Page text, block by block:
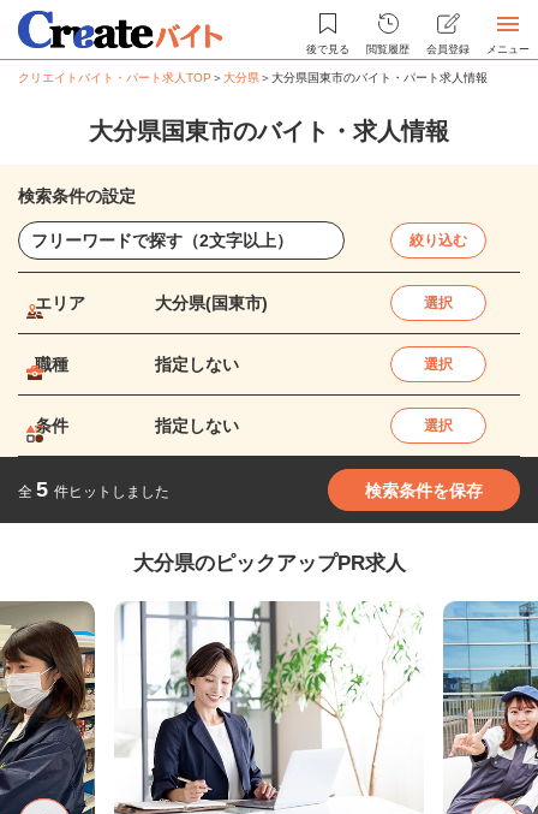
後で見る 閲覧履歴 会員登録 メニュー
クリエイトバイト・パート求人TOP ＞大分県＞大分県国東市のバイト・パート求人情報
大分県国東市のバイト・求人情報
検索条件の設定
絞り込む
エリア 大分県(国東市) 選択
職種 指定しない 選択
条件 指定しない 選択
全 5 件ヒットしました 検索条件を保存
大分県のピックアップPR求人